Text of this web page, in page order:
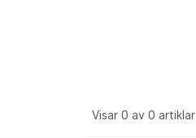
Visar 0 av 0 artiklar